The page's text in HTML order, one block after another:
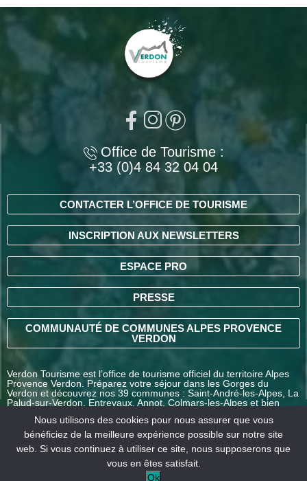
Office de Tourisme :
+33 (0)4 84 32 04 04
CONTACTER L’OFFICE DE TOURISME
INSCRIPTION AUX NEWSLETTERS
ESPACE PRO
PRESSE
COMMUNAUTÉ DE COMMUNES ALPES PROVENCE
VERDON
Verdon Tourisme est l’office de tourisme officiel du territoire Alpes
Provence Verdon. Préparez votre séjour dans les Gorges du
Verdon et découvrez nos 39 communes : Saint-André-les-Alpes, La
Palud-sur-Verdon, Entrevaux, Annot, Colmars-les-Alpes et bien
COMMENT VENIR ?
Nous utilisons des cookies pour nous assurer que vous
bénéficiez de la meilleure expérience possible sur notre site
web. Si vous continuez à utiliser ce site, nous supposerons que
vous en êtes satisfait.
Ok